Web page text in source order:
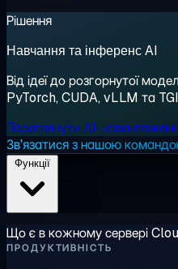
Рішення
Навчання та інференс AI
Від ідеї до розгорнутої
PyTorch, CUDA, vLLM та
Переглянути AI-
Зв'язатися з нашою
Що є в кожному сервері
ПРОДУКТИВНІСТЬ